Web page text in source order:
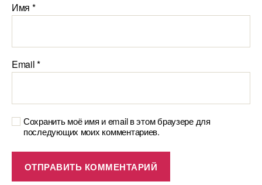
Имя *
Email*
Сохранить моё имя и email в этом браузере для
последующих моих комментариев.